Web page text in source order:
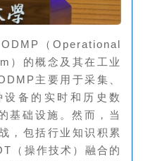
（Operational
）的概念及其在工业
主要用于采集、
备的实时和历史数
基础设施。然而，当
，包括行业知识积累
（操作技术）融合的